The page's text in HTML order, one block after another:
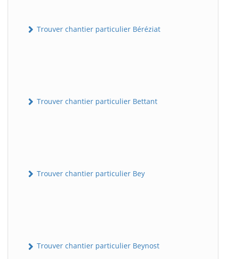
Trouver chantier particulier Béréziat
Trouver chantier particulier Bettant
Trouver chantier particulier Bey
Trouver chantier particulier Beynost